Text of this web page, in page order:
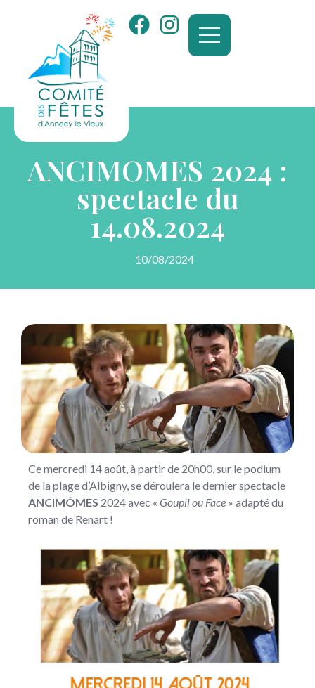
ANCIMOMES 2024 :
spectacle du
14.08.2024
10/08/2024
Ce mercredi 14 août, à partir de 20h00, sur le podium
de la plage d’Albigny, se déroulera le dernier spectacle
ANCIMÔMES 2024 avec « Goupil ou Face » adapté du
roman de Renart !